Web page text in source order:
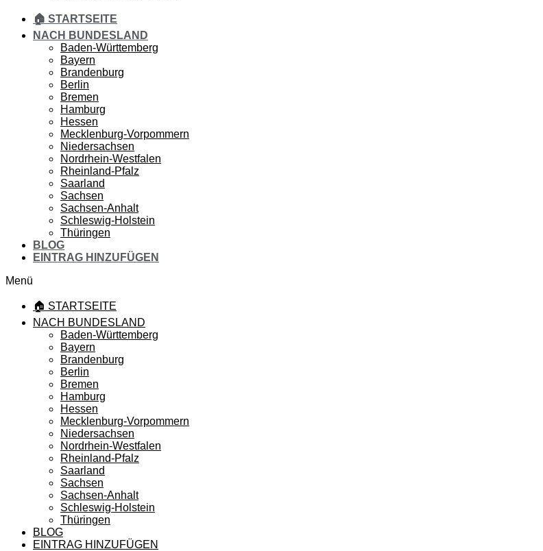
🏠 STARTSEITE
NACH BUNDESLAND
Baden-Württemberg
Bayern
Brandenburg
Berlin
Bremen
Hamburg
Hessen
Mecklenburg-Vorpommern
Niedersachsen
Nordrhein-Westfalen
Rheinland-Pfalz
Saarland
Sachsen
Sachsen-Anhalt
Schleswig-Holstein
Thüringen
BLOG
EINTRAG HINZUFÜGEN
Menü
🏠 STARTSEITE
NACH BUNDESLAND
Baden-Württemberg
Bayern
Brandenburg
Berlin
Bremen
Hamburg
Hessen
Mecklenburg-Vorpommern
Niedersachsen
Nordrhein-Westfalen
Rheinland-Pfalz
Saarland
Sachsen
Sachsen-Anhalt
Schleswig-Holstein
Thüringen
BLOG
EINTRAG HINZUFÜGEN